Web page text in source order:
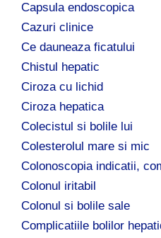
Capsula endoscopica
Cazuri clinice
Ce dauneaza ficatului
Chistul hepatic
Ciroza cu lichid
Ciroza hepatica
Colecistul si bolile lui
Colesterolul mare si mic
Colonoscopia indicatii,
Colonul iritabil
Colonul si bolile sale
Complicatiile bolilor